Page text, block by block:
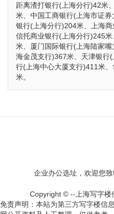
距离渣打银行(上海分行)42米
米、中国工商银行(上海市证
银行(上海分行)204米、上海
信托商业银行(上海分行)245
米、厦门国际银行(上海陆家
海金茂支行)367米、天津银行
行(上海中心大厦支行)411米
米。
企业办公选址，欢迎您致
Copyright © --上海写字楼
免责声明：本站为第三方写字楼信